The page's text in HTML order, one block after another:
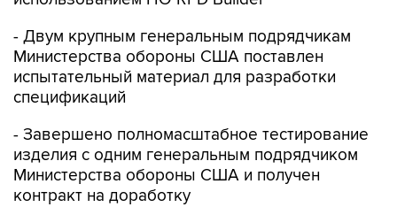
- Двум крупным генеральным подрядчикам
Министерства обороны США поставлен
испытательный материал для разработки
спецификаций
- Завершено полномасштабное тестирование
изделия с одним генеральным подрядчиком
Министерства обороны США и получен
контракт на доработку